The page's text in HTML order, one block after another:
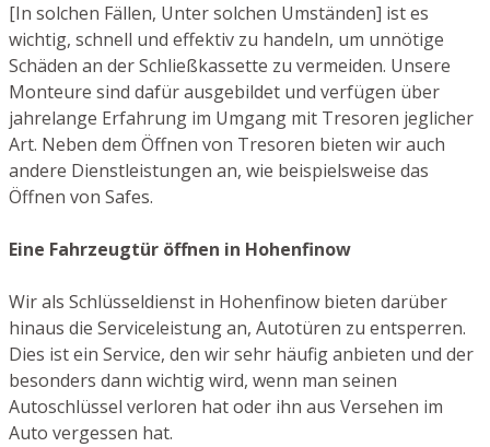
[In solchen Fällen, Unter solchen Umständen] ist es
wichtig, schnell und effektiv zu handeln, um unnötige
Schäden an der Schließkassette zu vermeiden. Unsere
Monteure sind dafür ausgebildet und verfügen über
jahrelange Erfahrung im Umgang mit Tresoren jeglicher
Art. Neben dem Öffnen von Tresoren bieten wir auch
andere Dienstleistungen an, wie beispielsweise das
Öffnen von Safes.
Eine Fahrzeugtür öffnen in Hohenfinow
Wir als Schlüsseldienst in Hohenfinow bieten darüber
hinaus die Serviceleistung an, Autotüren zu entsperren.
Dies ist ein Service, den wir sehr häufig anbieten und der
besonders dann wichtig wird, wenn man seinen
Autoschlüssel verloren hat oder ihn aus Versehen im
Auto vergessen hat.